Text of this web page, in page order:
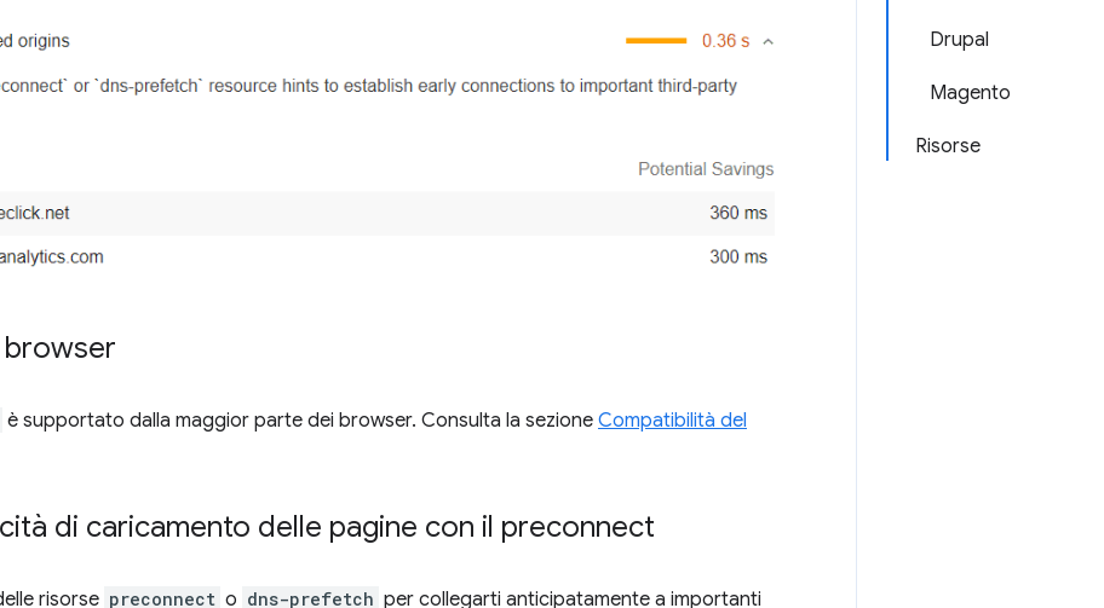
Drupal
Magento
Risorse
è supportato dalla maggior parte dei browser. Consulta la sezione Compatibilità del
di caricamento delle pagine con il preconnect
risorse preconnect o dns-prefetch per collegarti anticipatamente a importanti